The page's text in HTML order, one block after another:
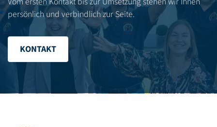
persönlich und verbindlich zur Seite.
KONTAKT